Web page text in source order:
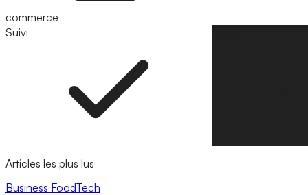
commerce
Suivi
Articles les plus lus
Business FoodTech